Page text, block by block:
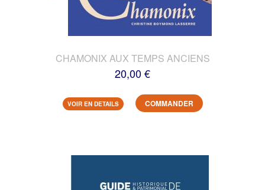
CHAMONIX AUX TEMPS ANCIENS
20,00 €
VOIR EN DETAILS COMMANDER